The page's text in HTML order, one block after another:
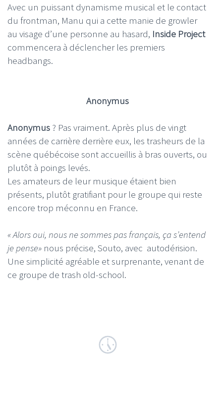
Avec un puissant dynamisme musical et le contact
du frontman, Manu qui a cette manie de growler
au visage d’une personne au hasard, Inside Project
commencera à déclencher les premiers
headbangs.
Anonymus
Anonymus ? Pas vraiment. Après plus de vingt
années de carrière derrière eux, les trasheurs de la
scène québécoise sont accueillis à bras ouverts, ou
plutôt à poings levés.
Les amateurs de leur musique étaient bien
présents, plutôt gratifiant pour le groupe qui reste
encore trop méconnu en France.
« Alors oui, nous ne sommes pas français, ça s’entend
je pense» nous précise, Souto, avec autodérision.
Une simplicité agréable et surprenante, venant de
ce groupe de trash old-school.